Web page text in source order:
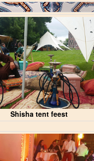
Shisha tent feest